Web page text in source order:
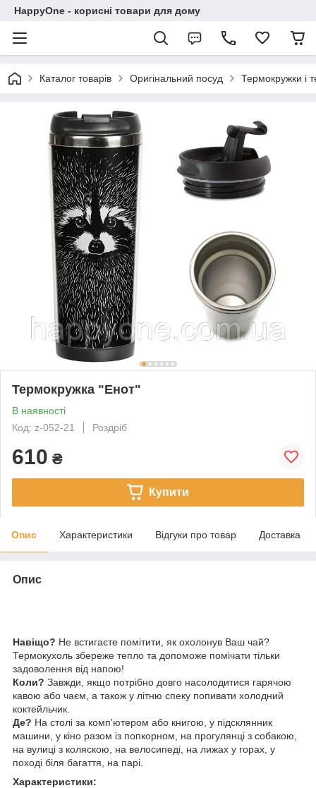
HappyOne - корисні товари для дому
Каталог товарів Оригінальний посуд Термокружки і
Термокружка "Енот"
В наявності
Код: z-052-21
Роздріб
610 ₴
Купити
Опис Характеристики Відгуки про товар Доставка
Опис
Навіщо? Не встигаєте помітити, як охолонув Ваш чай?
Термокухоль збереже тепло та допоможе помічати тільки
задоволення від напою!
Коли? Завжди, якщо потрібно довго насолодитися гарячою
кавою або чаєм, а також у літню спеку попивати холодний
коктейльчик.
Де? На столі за комп'ютером або книгою, у підсклянник
машини, у кіно разом із попкорном, на прогулянці з собакою,
на вулиці з коляскою, на велосипеді, на лижах у горах, у
поході біля багаття, на парі.
Характеристики: